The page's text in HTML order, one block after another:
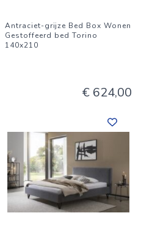
Antraciet-grijze Bed Box Wonen
Gestoffeerd bed Torino
140x210
€ 624,00